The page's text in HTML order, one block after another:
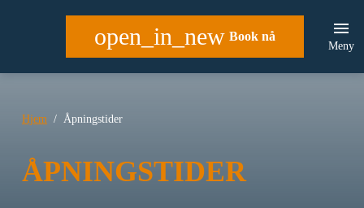
open_in_new Book nå
Meny
Hjem Åpningstider
ÅPNINGSTIDER